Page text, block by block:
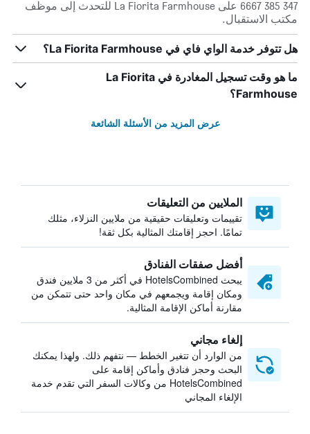
347 385 6667 على La Fiorita Farmhouse للتحدث إلى موظف
مكتب الاستقبال.
هل تتوفر خدمة الواي فاي في La Fiorita Farmhouse؟
ما هو وقت تسجيل المغادرة في La Fiorita
Farmhouse؟
عرض المزيد من الأسئلة الشائعة
الملايين من التعليقات
تقييمات وتعليقات حقيقية من ملايين النزلاء، مثلك
تمامًا. احجز إقامتك المثالية بكل ثقة!
أفضل صفقات الفنادق
يبحث HotelsCombined في أكثر من 3 ملايين فندق
ومكان إقامة ويجمعهم في مكان واحد حتى تتمكن من
مقارنة أماكن الإقامة المثالية.
إلغاء مجاني
من الوارد أن تتغير الخطط — نتفهم ذلك. ولهذا يمكنك
البحث وحجز فنادق وأماكن إقامة على
HotelsCombined من وكالات السفر التي تقدم خدمة
الإلغاء المجاني